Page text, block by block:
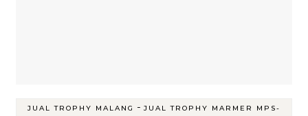
JUAL TROPHY MALANG - JUAL TROPHY MARMER MPS-